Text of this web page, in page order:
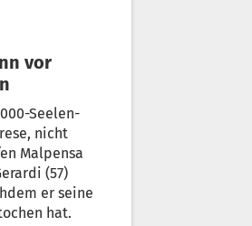
Seelen-
nicht
Malpensa
(57)
er seine
hat.